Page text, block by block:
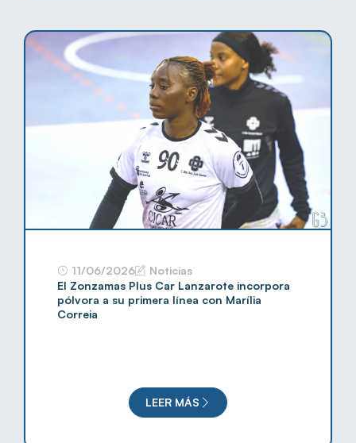
11/06/2026
Noticias
El Zonzamas Plus Car Lanzarote incorpora
pólvora a su primera línea con Marília
Correia
LEER MÁS